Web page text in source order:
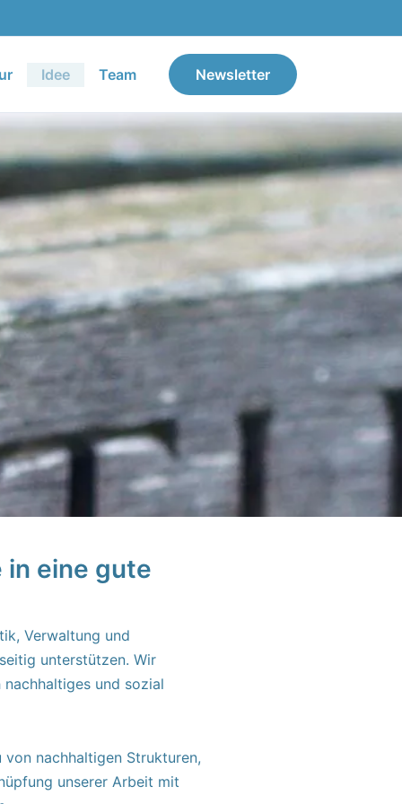
Idee Team Newsletter
in eine gute
Verwaltung und
unterstützen. Wir
und sozial
nachhaltigen Strukturen,
unserer Arbeit mit